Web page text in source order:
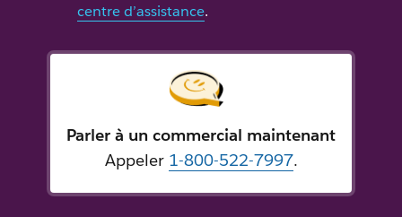
centre d’assistance.
Parler à un commercial maintenant
Appeler 1-800-522-7997.